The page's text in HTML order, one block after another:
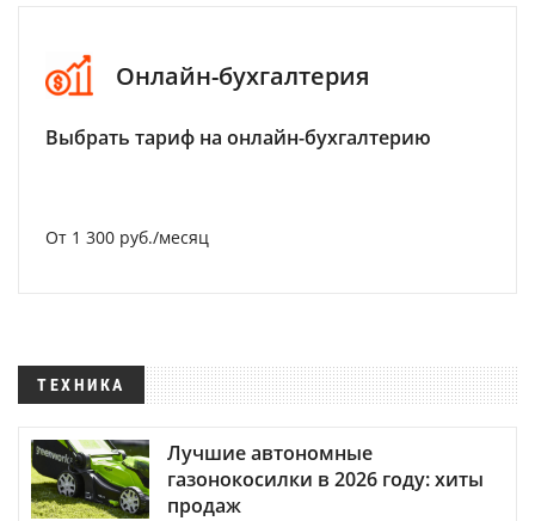
Онлайн-бухгалтерия
Выбрать тариф на онлайн-бухгалтерию
От 1 300 руб./месяц
ТЕХНИКА
Лучшие автономные
газонокосилки в 2026 году: хиты
продаж